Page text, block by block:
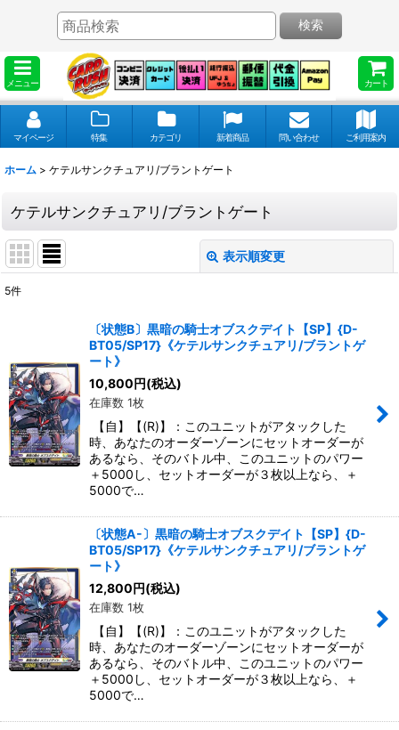
メニュー カート
検索
マイページ 特集 カテゴリ 新着商品 問い合わせ ご利用案内
ホーム > ケテルサンクチュアリ/ブラントゲート
ケテルサンクチュアリ/ブラントゲート
表示順変更
5件
〔状態B〕黒暗の騎士オブスクデイト【SP】{D-
BT05/SP17}《ケテルサンクチュアリ/ブラントゲ
ート》
10,800円(税込)
在庫数 1枚
【自】【(R)】：このユニットがアタックした
時、あなたのオーダーゾーンにセットオーダーが
あるなら、そのバトル中、このユニットのパワー
＋5000し、セットオーダーが３枚以上なら、＋
5000で…
〔状態A-〕黒暗の騎士オブスクデイト【SP】{D-
BT05/SP17}《ケテルサンクチュアリ/ブラントゲ
ート》
12,800円(税込)
在庫数 1枚
【自】【(R)】：このユニットがアタックした
時、あなたのオーダーゾーンにセットオーダーが
あるなら、そのバトル中、このユニットのパワー
＋5000し、セットオーダーが３枚以上なら、＋
5000で…